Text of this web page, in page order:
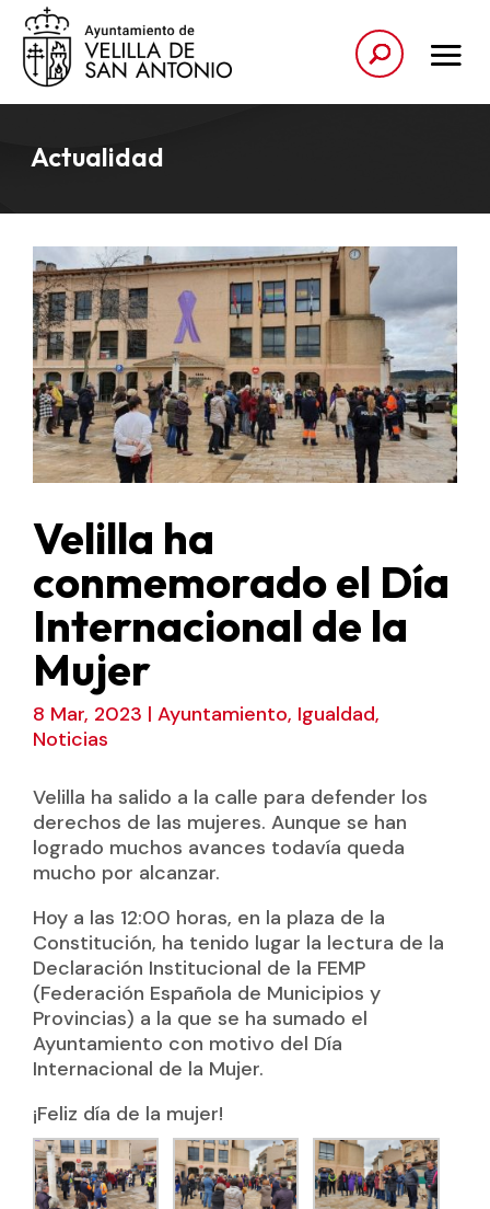
Actualidad
Velilla ha
conmemorado el Día
Internacional de la
Mujer
8 Mar, 2023 | Ayuntamiento, Igualdad,
Noticias
Velilla ha salido a la calle para defender los
derechos de las mujeres. Aunque se han
logrado muchos avances todavía queda
mucho por alcanzar.
Hoy a las 12:00 horas, en la plaza de la
Constitución, ha tenido lugar la lectura de la
Declaración Institucional de la FEMP
(Federación Española de Municipios y
Provincias) a la que se ha sumado el
Ayuntamiento con motivo del Día
Internacional de la Mujer.
¡Feliz día de la mujer!